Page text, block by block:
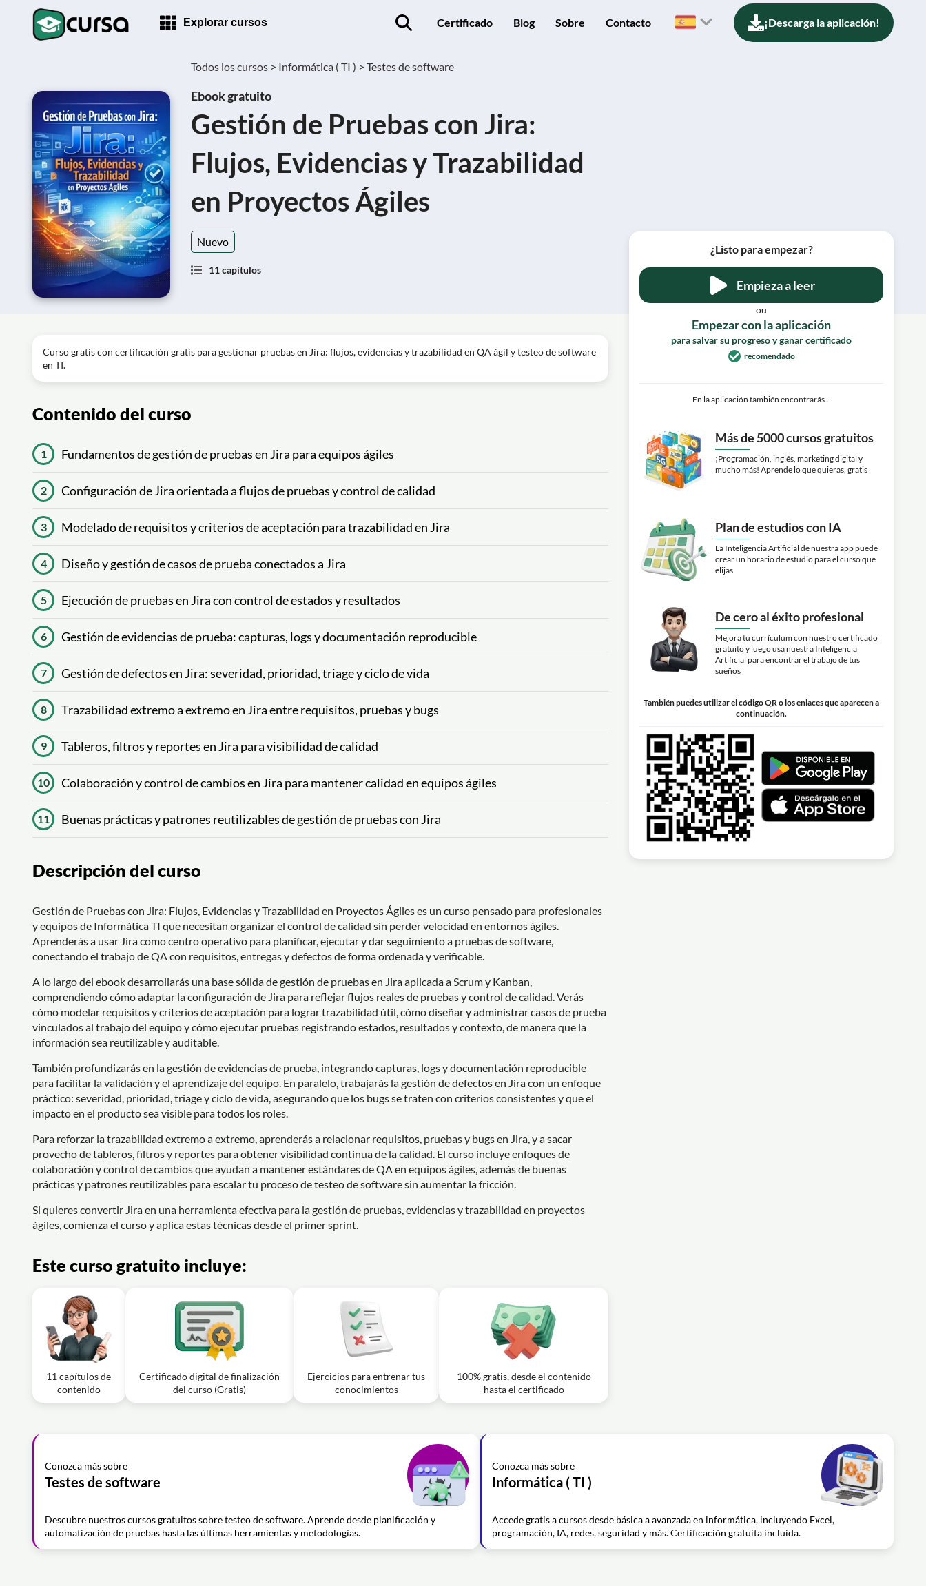
Explorar cursos Certificado Blog Sobre Contacto ¡Descarga la aplicación!
Todos los cursos > Informática ( TI ) > Testes de software
Ebook gratuito
Gestión de Pruebas con Jira:
Flujos, Evidencias y Trazabilidad
en Proyectos Ágiles
Nuevo
11 capítulos
Curso gratis con certificación gratis para gestionar pruebas en Jira: flujos, evidencias y trazabilidad en QA ágil y testeo de software
en TI.
Contenido del curso
1 Fundamentos de gestión de pruebas en Jira para equipos ágiles
2 Configuración de Jira orientada a flujos de pruebas y control de calidad
3 Modelado de requisitos y criterios de aceptación para trazabilidad en Jira
4 Diseño y gestión de casos de prueba conectados a Jira
5 Ejecución de pruebas en Jira con control de estados y resultados
6 Gestión de evidencias de prueba: capturas, logs y documentación reproducible
7 Gestión de defectos en Jira: severidad, prioridad, triage y ciclo de vida
8 Trazabilidad extremo a extremo en Jira entre requisitos, pruebas y bugs
9 Tableros, filtros y reportes en Jira para visibilidad de calidad
10 Colaboración y control de cambios en Jira para mantener calidad en equipos ágiles
11 Buenas prácticas y patrones reutilizables de gestión de pruebas con Jira
Descripción del curso
Gestión de Pruebas con Jira: Flujos, Evidencias y Trazabilidad en Proyectos Ágiles es un curso pensado para profesionales
y equipos de Informática TI que necesitan organizar el control de calidad sin perder velocidad en entornos ágiles.
Aprenderás a usar Jira como centro operativo para planificar, ejecutar y dar seguimiento a pruebas de software,
conectando el trabajo de QA con requisitos, entregas y defectos de forma ordenada y verificable.
A lo largo del ebook desarrollarás una base sólida de gestión de pruebas en Jira aplicada a Scrum y Kanban,
comprendiendo cómo adaptar la configuración de Jira para reflejar flujos reales de pruebas y control de calidad. Verás
cómo modelar requisitos y criterios de aceptación para lograr trazabilidad útil, cómo diseñar y administrar casos de prueba
vinculados al trabajo del equipo y cómo ejecutar pruebas registrando estados, resultados y contexto, de manera que la
información sea reutilizable y auditable.
También profundizarás en la gestión de evidencias de prueba, integrando capturas, logs y documentación reproducible
para facilitar la validación y el aprendizaje del equipo. En paralelo, trabajarás la gestión de defectos en Jira con un enfoque
práctico: severidad, prioridad, triage y ciclo de vida, asegurando que los bugs se traten con criterios consistentes y que el
impacto en el producto sea visible para todos los roles.
Para reforzar la trazabilidad extremo a extremo, aprenderás a relacionar requisitos, pruebas y bugs en Jira, y a sacar
provecho de tableros, filtros y reportes para obtener visibilidad continua de la calidad. El curso incluye enfoques de
colaboración y control de cambios que ayudan a mantener estándares de QA en equipos ágiles, además de buenas
prácticas y patrones reutilizables para escalar tu proceso de testeo de software sin aumentar la fricción.
Si quieres convertir Jira en una herramienta efectiva para la gestión de pruebas, evidencias y trazabilidad en proyectos
ágiles, comienza el curso y aplica estas técnicas desde el primer sprint.
Este curso gratuito incluye:
11 capítulos de
contenido
Certificado digital de finalización
del curso (Gratis)
Ejercicios para entrenar tus
conocimientos
100% gratis, desde el contenido
hasta el certificado
¿Listo para empezar?
Empieza a leer
ou
Empezar con la aplicación
para salvar su progreso y ganar certificado
recomendado
En la aplicación también encontrarás...
Más de 5000 cursos gratuitos
¡Programación, inglés, marketing digital y
mucho más! Aprende lo que quieras, gratis
Plan de estudios con IA
La Inteligencia Artificial de nuestra app puede
crear un horario de estudio para el curso que
elijas
De cero al éxito profesional
Mejora tu currículum con nuestro certificado
gratuito y luego usa nuestra Inteligencia
Artificial para encontrar el trabajo de tus
sueños
También puedes utilizar el código QR o los enlaces que aparecen a
continuación.
Conozca más sobre
Testes de software
Descubre nuestros cursos gratuitos sobre testeo de software. Aprende desde planificación y
automatización de pruebas hasta las últimas herramientas y metodologías.
Conozca más sobre
Informática ( TI )
Accede gratis a cursos desde básica a avanzada en informática, incluyendo Excel,
programación, IA, redes, seguridad y más. Certificación gratuita incluida.